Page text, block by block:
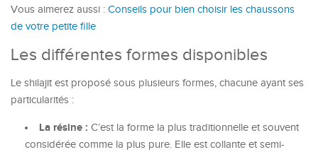
Vous aimerez aussi : Conseils pour bien choisir les chaussons
de votre petite fille
Les différentes formes disponibles
Le shilajit est proposé sous plusieurs formes, chacune ayant ses
particularités :
La résine : C’est la forme la plus traditionnelle et souvent
considérée comme la plus pure. Elle est collante et semi-